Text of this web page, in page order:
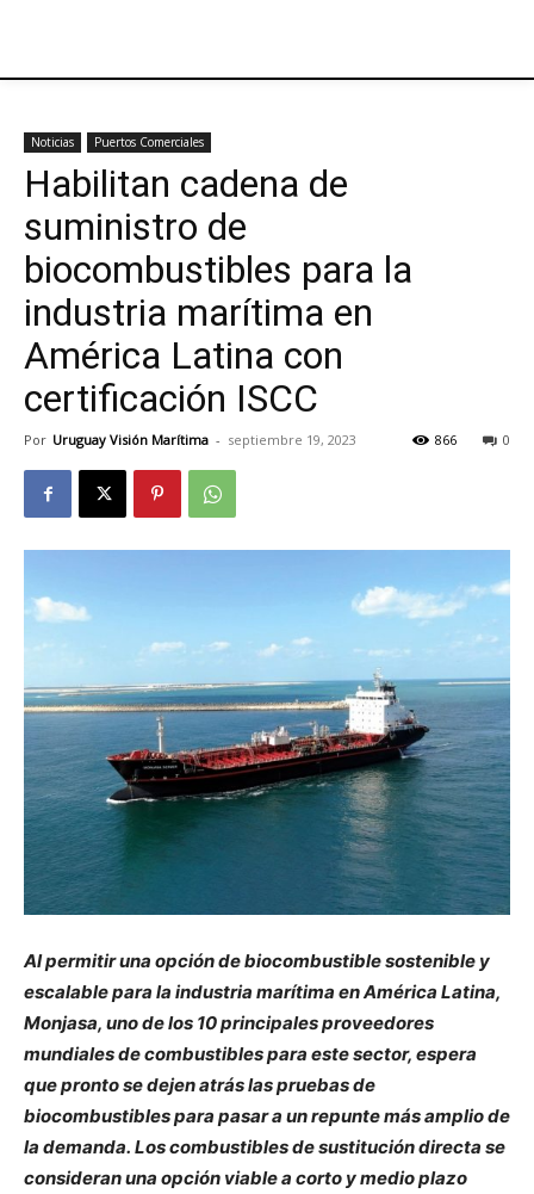
Noticias Puertos Comerciales
Habilitan cadena de
suministro de
biocombustibles para la
industria marítima en
América Latina con
certificación ISCC
Por Uruguay Visión Marítima - septiembre 19, 2023 0
866
Al permitir una opción de biocombustible sostenible y
escalable para la industria marítima en América Latina,
Monjasa, uno de los 10 principales proveedores
mundiales de combustibles para este sector, espera
que pronto se dejen atrás las pruebas de
biocombustibles para pasar a un repunte más amplio de
la demanda. Los combustibles de sustitución directa se
consideran una opción viable a corto y medio plazo